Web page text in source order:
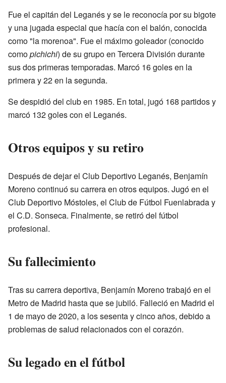
Fue el capitán del Leganés y se le reconocía por su bigote
y una jugada especial que hacía con el balón, conocida
como "la morenoa". Fue el máximo goleador (conocido
comopichichi) de su grupo en Tercera División durante
sus dos primeras temporadas. Marcó 16 goles en la
primera y 22 en la segunda.
Se despidió del club en 1985. En total, jugó 168 partidos y
marcó 132 goles con el Leganés.
Otros equipos y su retiro
Después de dejar el Club Deportivo Leganés, Benjamín
Moreno continuó su carrera en otros equipos. Jugó en el
Club Deportivo Móstoles, el Club de Fútbol Fuenlabrada y
el C.D. Sonseca. Finalmente, se retiró del fútbol
profesional.
Su fallecimiento
Tras su carrera deportiva, Benjamín Moreno trabajó en el
Metro de Madrid hasta que se jubiló. Falleció en Madrid el
1 de mayo de 2020, a los sesenta y cinco años, debido a
problemas de salud relacionados con el corazón.
Su legado en el fútbol